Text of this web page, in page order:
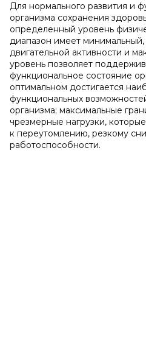
Для нормального развития и
организма сохранения
определенный уровень
диапазон имеет
двигательной активности и
уровень позволяет
функциональное состояние
оптимальном достигается
функциональных
организма; максимальные
чрезмерные нагрузки,
к переутомлению, резкому
работоспособности.